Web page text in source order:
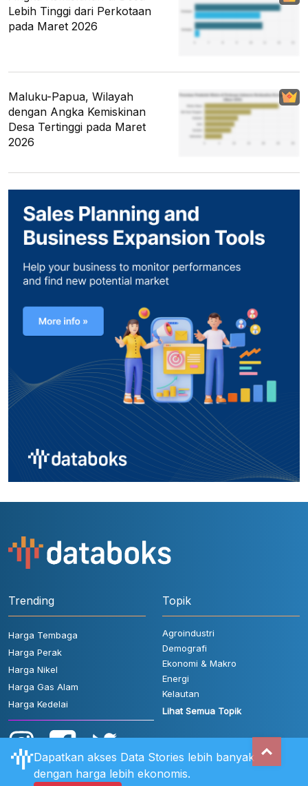
Lebih Tinggi dari Perkotaan
pada Maret 2026
Maluku-Papua, Wilayah
dengan Angka Kemiskinan
Desa Tertinggi pada Maret
2026
Trending
Harga Tembaga
Harga Perak
Harga Nikel
Harga Gas Alam
Harga Kedelai
Topik
Agroindustri
Demografi
Ekonomi & Makro
Energi
Kelautan
Lihat Semua Topik
Dapatkan akses Data Stories lebih banyak
dengan harga lebih ekonomis.